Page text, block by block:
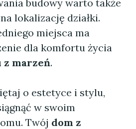
budowy warto także
lokalizację działki.
miejsca ma
dla komfortu życia
z marzeń.
o estetyce i stylu,
w swoim
Twój dom z